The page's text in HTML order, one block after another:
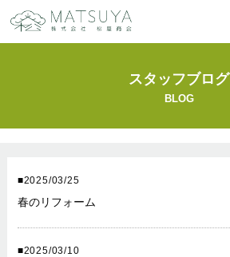
スタッフブログ
BLOG
2025/03/25
春のリフォーム
2025/03/10